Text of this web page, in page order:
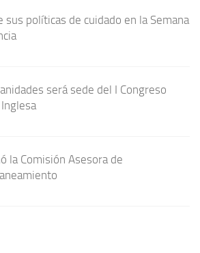
sus políticas de cuidado en la Semana
será sede del I Congreso
la Comisión Asesora de